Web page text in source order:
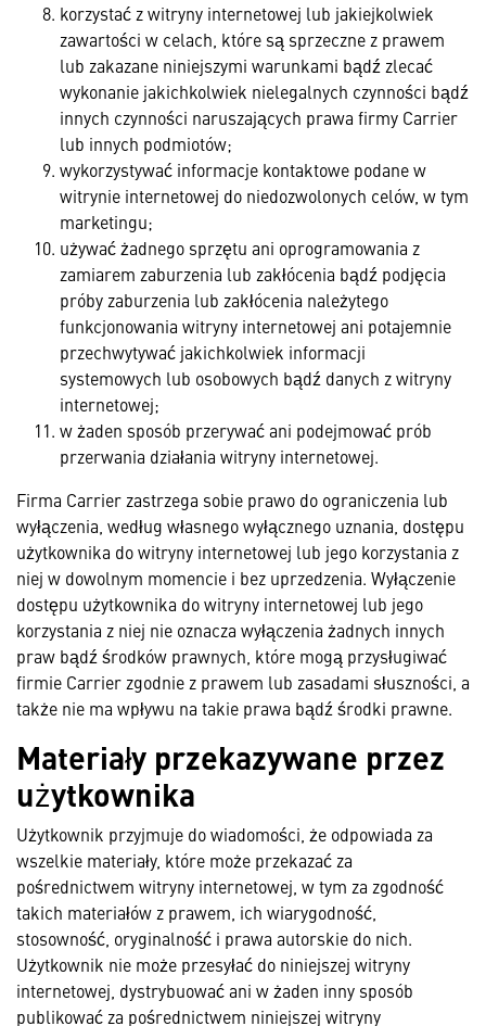
korzystać z witryny internetowej lub jakiejkolwiek
zawartości w celach, które są sprzeczne z prawem
lub zakazane niniejszymi warunkami bądź zlecać
wykonanie jakichkolwiek nielegalnych czynności bądź
innych czynności naruszających prawa firmy Carrier
lub innych podmiotów;
wykorzystywać informacje kontaktowe podane w
witrynie internetowej do niedozwolonych celów, w tym
marketingu;
używać żadnego sprzętu ani oprogramowania z
zamiarem zaburzenia lub zakłócenia bądź podjęcia
próby zaburzenia lub zakłócenia należytego
funkcjonowania witryny internetowej ani potajemnie
przechwytywać jakichkolwiek informacji
systemowych lub osobowych bądź danych z witryny
internetowej;
w żaden sposób przerywać ani podejmować prób
przerwania działania witryny internetowej.
Firma Carrier zastrzega sobie prawo do ograniczenia lub
wyłączenia, według własnego wyłącznego uznania, dostępu
użytkownika do witryny internetowej lub jego korzystania z
niej w dowolnym momencie i bez uprzedzenia. Wyłączenie
dostępu użytkownika do witryny internetowej lub jego
korzystania z niej nie oznacza wyłączenia żadnych innych
praw bądź środków prawnych, które mogą przysługiwać
firmie Carrier zgodnie z prawem lub zasadami słuszności, a
także nie ma wpływu na takie prawa bądź środki prawne.
Materiały przekazywane przez
użytkownika
Użytkownik przyjmuje do wiadomości, że odpowiada za
wszelkie materiały, które może przekazać za
pośrednictwem witryny internetowej, w tym za zgodność
takich materiałów z prawem, ich wiarygodność,
stosowność, oryginalność i prawa autorskie do nich.
Użytkownik nie może przesyłać do niniejszej witryny
internetowej, dystrybuować ani w żaden inny sposób
publikować za pośrednictwem niniejszej witryny